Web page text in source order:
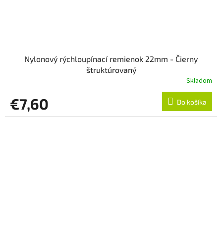
Nylonový rýchloupínací remienok 22mm - Čierny
štruktúrovaný
Skladom
€7,60 Do košíka